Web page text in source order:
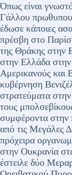
Όπως είναι
Γάλλου
έδωσε κάποιες
πρέσβη στο
της Θράκης στην
στην Ελλάδα στην
Αμερικανούς και
κυβέρνηση
στρατεύματα
τους
συμφέροντα στην
από τις Μεγάλες
πρόχειρα
στην Ουκρανία
έστειλε δύο